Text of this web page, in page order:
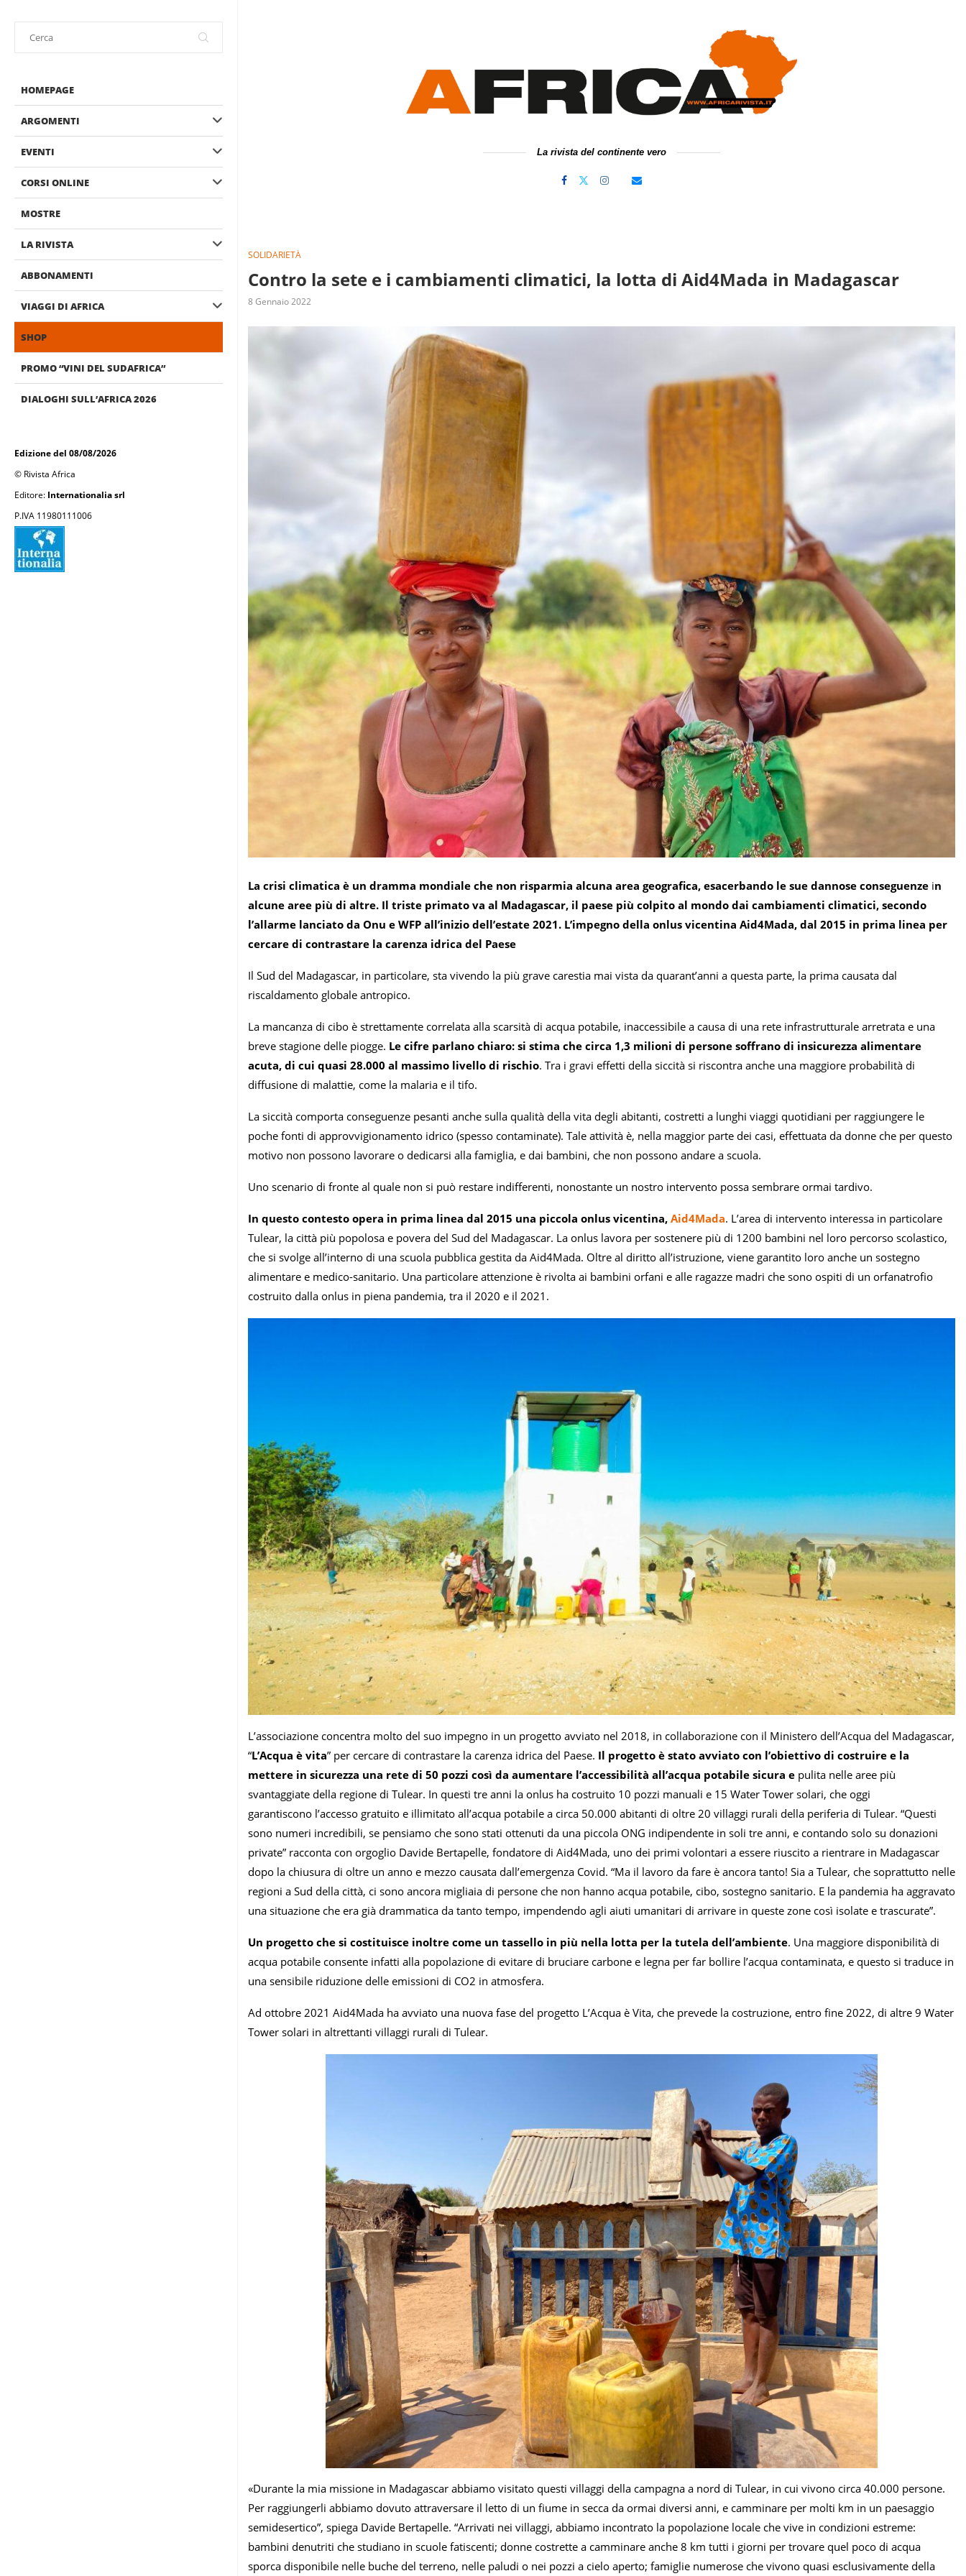
HOMEPAGE
ARGOMENTI
EVENTI
CORSI ONLINE
MOSTRE
LA RIVISTA
ABBONAMENTI
VIAGGI DI AFRICA
SHOP
PROMO “VINI DEL SUDAFRICA”
DIALOGHI SULL’AFRICA 2026
Edizione del 08/08/2026
© Rivista Africa
Editore: Internationalia srl
P.IVA 11980111006
La rivista del continente vero
SOLIDARIETÀ
Contro la sete e i cambiamenti climatici, la lotta di Aid4Mada in Madagascar
8 Gennaio 2022
La crisi climatica è un dramma mondiale che non risparmia alcuna area geografica, esacerbando le sue dannose conseguenze in
alcune aree più di altre. Il triste primato va al Madagascar, il paese più colpito al mondo dai cambiamenti climatici, secondo
l’allarme lanciato da Onu e WFP all’inizio dell’estate 2021. L’impegno della onlus vicentina Aid4Mada, dal 2015 in prima linea per
cercare di contrastare la carenza idrica del Paese
Il Sud del Madagascar, in particolare, sta vivendo la più grave carestia mai vista da quarant’anni a questa parte, la prima causata dal
riscaldamento globale antropico.
La mancanza di cibo è strettamente correlata alla scarsità di acqua potabile, inaccessibile a causa di una rete infrastrutturale arretrata e una
breve stagione delle piogge. Le cifre parlano chiaro: si stima che circa 1,3 milioni di persone soffrano di insicurezza alimentare
acuta, di cui quasi 28.000 al massimo livello di rischio. Tra i gravi effetti della siccità si riscontra anche una maggiore probabilità di
diffusione di malattie, come la malaria e il tifo.
La siccità comporta conseguenze pesanti anche sulla qualità della vita degli abitanti, costretti a lunghi viaggi quotidiani per raggiungere le
poche fonti di approvvigionamento idrico (spesso contaminate). Tale attività è, nella maggior parte dei casi, effettuata da donne che per questo
motivo non possono lavorare o dedicarsi alla famiglia, e dai bambini, che non possono andare a scuola.
Uno scenario di fronte al quale non si può restare indifferenti, nonostante un nostro intervento possa sembrare ormai tardivo.
In questo contesto opera in prima linea dal 2015 una piccola onlus vicentina, Aid4Mada. L’area di intervento interessa in particolare
Tulear, la città più popolosa e povera del Sud del Madagascar. La onlus lavora per sostenere più di 1200 bambini nel loro percorso scolastico,
che si svolge all’interno di una scuola pubblica gestita da Aid4Mada. Oltre al diritto all’istruzione, viene garantito loro anche un sostegno
alimentare e medico-sanitario. Una particolare attenzione è rivolta ai bambini orfani e alle ragazze madri che sono ospiti di un orfanatrofio
costruito dalla onlus in piena pandemia, tra il 2020 e il 2021.
L’associazione concentra molto del suo impegno in un progetto avviato nel 2018, in collaborazione con il Ministero dell’Acqua del Madagascar,
“L’Acqua è vita” per cercare di contrastare la carenza idrica del Paese. Il progetto è stato avviato con l’obiettivo di costruire e la
mettere in sicurezza una rete di 50 pozzi così da aumentare l’accessibilità all’acqua potabile sicura e pulita nelle aree più
svantaggiate della regione di Tulear. In questi tre anni la onlus ha costruito 10 pozzi manuali e 15 Water Tower solari, che oggi
garantiscono l’accesso gratuito e illimitato all’acqua potabile a circa 50.000 abitanti di oltre 20 villaggi rurali della periferia di Tulear. “Questi
sono numeri incredibili, se pensiamo che sono stati ottenuti da una piccola ONG indipendente in soli tre anni, e contando solo su donazioni
private” racconta con orgoglio Davide Bertapelle, fondatore di Aid4Mada, uno dei primi volontari a essere riuscito a rientrare in Madagascar
dopo la chiusura di oltre un anno e mezzo causata dall’emergenza Covid. “Ma il lavoro da fare è ancora tanto! Sia a Tulear, che soprattutto nelle
regioni a Sud della città, ci sono ancora migliaia di persone che non hanno acqua potabile, cibo, sostegno sanitario. E la pandemia ha aggravato
una situazione che era già drammatica da tanto tempo, impendendo agli aiuti umanitari di arrivare in queste zone così isolate e trascurate”.
Un progetto che si costituisce inoltre come un tassello in più nella lotta per la tutela dell’ambiente. Una maggiore disponibilità di
acqua potabile consente infatti alla popolazione di evitare di bruciare carbone e legna per far bollire l’acqua contaminata, e questo si traduce in
una sensibile riduzione delle emissioni di CO2 in atmosfera.
Ad ottobre 2021 Aid4Mada ha avviato una nuova fase del progetto L’Acqua è Vita, che prevede la costruzione, entro fine 2022, di altre 9 Water
Tower solari in altrettanti villaggi rurali di Tulear.
«Durante la mia missione in Madagascar abbiamo visitato questi villaggi della campagna a nord di Tulear, in cui vivono circa 40.000 persone.
Per raggiungerli abbiamo dovuto attraversare il letto di un fiume in secca da ormai diversi anni, e camminare per molti km in un paesaggio
semidesertico”, spiega Davide Bertapelle. “Arrivati nei villaggi, abbiamo incontrato la popolazione locale che vive in condizioni estreme:
bambini denutriti che studiano in scuole fatiscenti; donne costrette a camminare anche 8 km tutti i giorni per trovare quel poco di acqua
sporca disponibile nelle buche del terreno, nelle paludi o nei pozzi a cielo aperto; famiglie numerose che vivono quasi esclusivamente della